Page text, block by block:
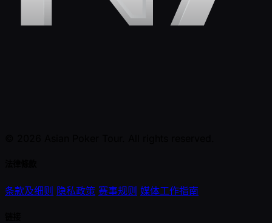
条款及细则 隐私政策 赛事规则 媒体工作指南